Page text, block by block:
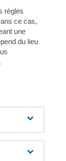
règles
ce cas,
une
du lieu